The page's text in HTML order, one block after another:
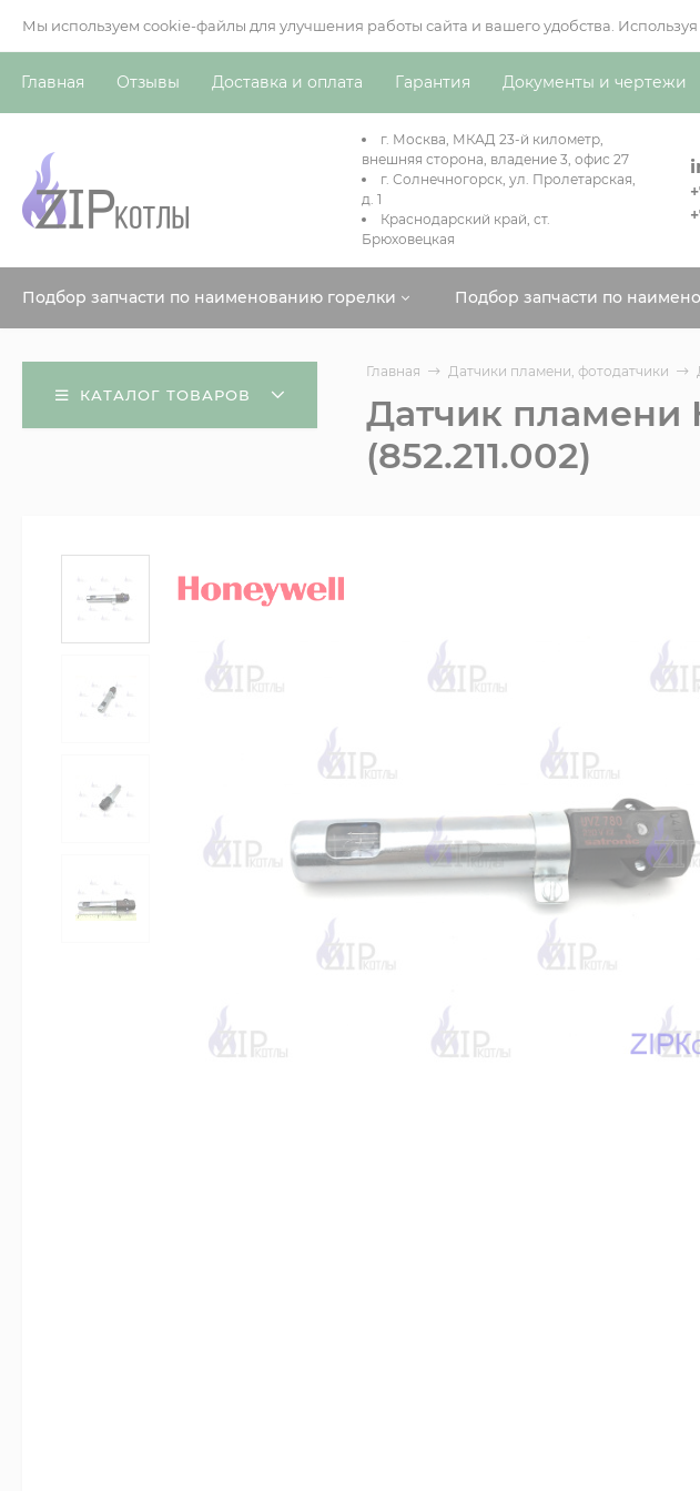
Мы используем cookie-файлы для улучшения работы сайта и вашего удобства.
Главная Отзывы Доставка и оплата Гарантия Документы и чертежи
г. Москва, МКАД 23-й километр,
внешняя сторона, владение 3, офис 27
г. Солнечногорск, ул. Пролетарская,
д. 1
Краснодарский край, ст.
Брюховецкая
Подбор запчасти по наименованию горелки Подбор запчасти по
КАТАЛОГ ТОВАРОВ
Главная Датчики пламени, фотодатчики
Датчик пламени
(852.211.002)